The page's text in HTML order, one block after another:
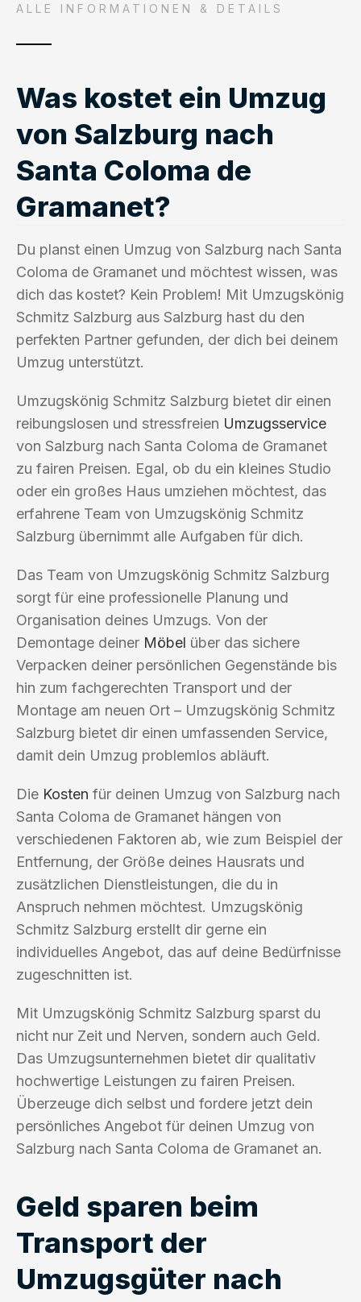
ALLE INFORMATIONEN & DETAILS
Was kostet ein Umzug
von Salzburg nach
Santa Coloma de
Gramanet?
Du planst einen Umzug von Salzburg nach Santa
Coloma de Gramanet und möchtest wissen, was
dich das kostet? Kein Problem! Mit Umzugskönig
Schmitz Salzburg aus Salzburg hast du den
perfekten Partner gefunden, der dich bei deinem
Umzug unterstützt.
Umzugskönig Schmitz Salzburg bietet dir einen
reibungslosen und stressfreien Umzugsservice
von Salzburg nach Santa Coloma de Gramanet
zu fairen Preisen. Egal, ob du ein kleines Studio
oder ein großes Haus umziehen möchtest, das
erfahrene Team von Umzugskönig Schmitz
Salzburg übernimmt alle Aufgaben für dich.
Das Team von Umzugskönig Schmitz Salzburg
sorgt für eine professionelle Planung und
Organisation deines Umzugs. Von der
Demontage deiner Möbel über das sichere
Verpacken deiner persönlichen Gegenstände bis
hin zum fachgerechten Transport und der
Montage am neuen Ort – Umzugskönig Schmitz
Salzburg bietet dir einen umfassenden Service,
damit dein Umzug problemlos abläuft.
Die Kosten für deinen Umzug von Salzburg nach
Santa Coloma de Gramanet hängen von
verschiedenen Faktoren ab, wie zum Beispiel der
Entfernung, der Größe deines Hausrats und
zusätzlichen Dienstleistungen, die du in
Anspruch nehmen möchtest. Umzugskönig
Schmitz Salzburg erstellt dir gerne ein
individuelles Angebot, das auf deine Bedürfnisse
zugeschnitten ist.
Mit Umzugskönig Schmitz Salzburg sparst du
nicht nur Zeit und Nerven, sondern auch Geld.
Das Umzugsunternehmen bietet dir qualitativ
hochwertige Leistungen zu fairen Preisen.
Überzeuge dich selbst und fordere jetzt dein
persönliches Angebot für deinen Umzug von
Salzburg nach Santa Coloma de Gramanet an.
Geld sparen beim
Transport der
Umzugsgüter nach